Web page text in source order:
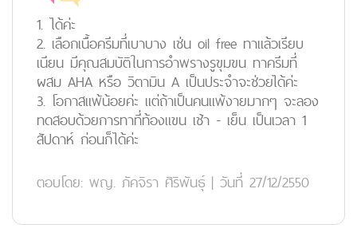
1. ได้ค่ะ
2. เลือกเนื้อครีมที่เบาบาง เช่น oil free ทาแล้วเรียบ
เนียน มีคุณสมบัติในการอำพรางรูขุมขน ทาครีมที่
ผสม AHA หรือ วิตามิน A เป็นประจำจะช่วยได้ค่ะ
3. โอกาสแพ้น้อยค่ะ แต่ถ้าเป็นคนแพ้งายมากๆ จะลอง
ทดสอบด้วยการทาที่ท้องแขน เช้า - เย็น เป็นเวลา 1
สัปดาห์ ก่อนก็ได้ค่ะ
ตอบโดย: พญ. ภัคจิรา ศิริพันธุ์ | วันที่ 27/12/2550